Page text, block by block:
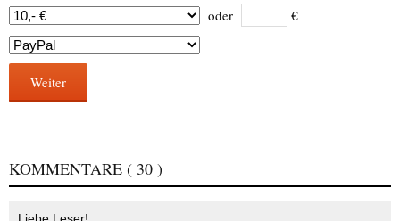
oder €
Weiter
KOMMENTARE ( 30 )